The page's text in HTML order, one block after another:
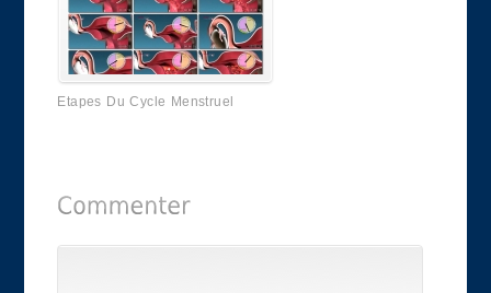
Etapes Du Cycle Menstruel